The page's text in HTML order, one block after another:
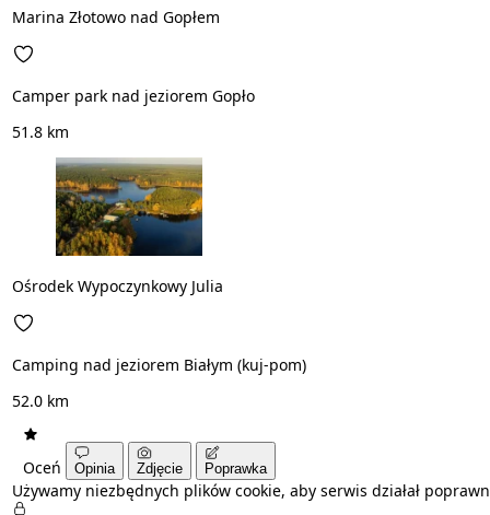
Marina Złotowo nad Gopłem
Camper park nad jeziorem Gopło
51.8 km
Ośrodek Wypoczynkowy Julia
Camping nad jeziorem Białym (kuj-pom)
52.0 km
Oceń Opinia Zdjęcie Poprawka
Używamy niezbędnych plików cookie, aby serwis działał